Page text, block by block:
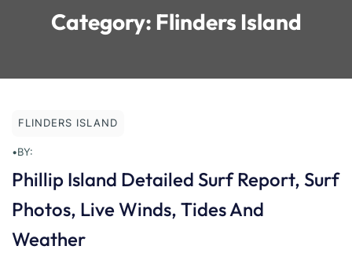
Category: Flinders Island
FLINDERS ISLAND
•BY:
Phillip Island Detailed Surf Report, Surf
Photos, Live Winds, Tides And
Weather